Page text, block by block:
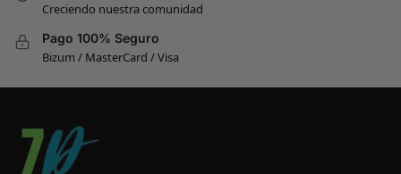
Creciendo nuestra comunidad
Pago 100% Seguro
Bizum / MasterCard / Visa